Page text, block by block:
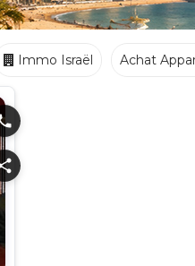
Immo Israël Achat